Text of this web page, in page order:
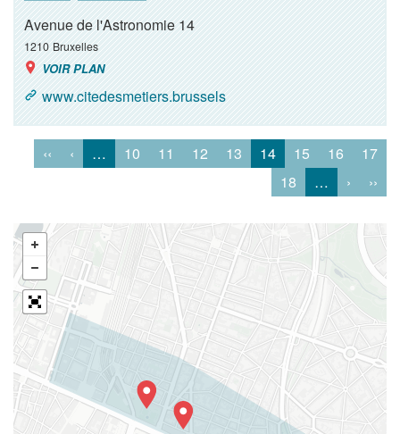
Avenue de l'Astronomie 14
1210 Bruxelles
VOIR PLAN
www.citedesmetiers.brussels
‹‹ ‹ … 10 11 12 13 14 15 16
17
18
… › ››